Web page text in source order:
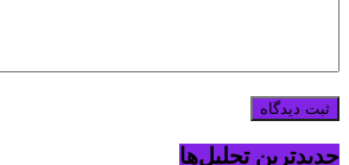
جدیدترین تحلیل‌ها